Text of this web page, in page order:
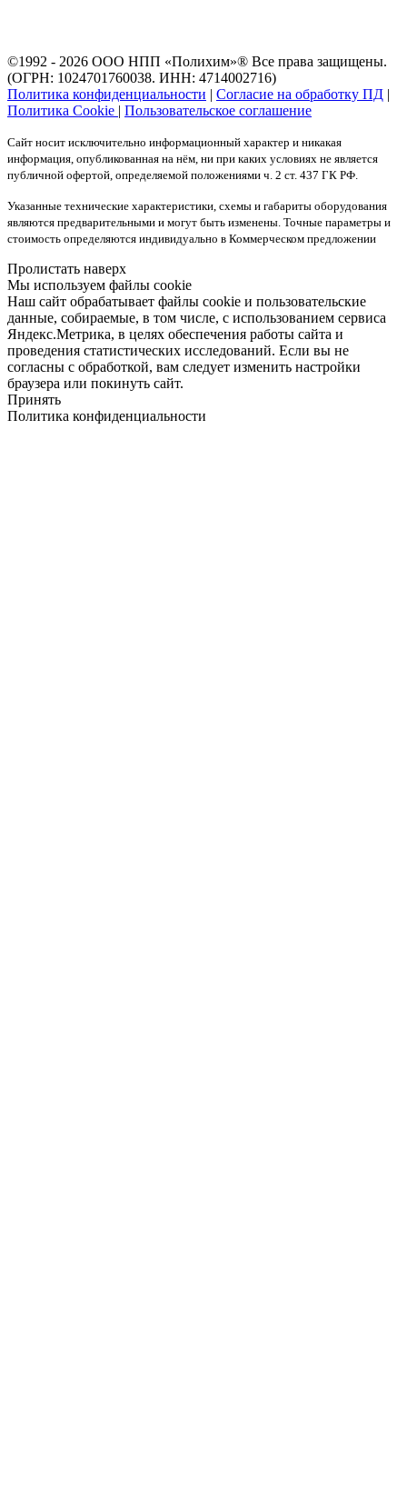
©1992 - 2026 ООО НПП «Полихим»® Все права защищены.
(ОГРН: 1024701760038. ИНН: 4714002716)
Политика конфиденциальности | Согласие на обработку ПД |
Политика Cookie | Пользовательское соглашение
Сайт носит исключительно информационный характер и никакая
информация, опубликованная на нём, ни при каких условиях не является
публичной офертой, определяемой положениями ч. 2 ст. 437 ГК РФ.
Указанные технические характеристики, схемы и габариты оборудования
являются предварительными и могут быть изменены. Точные параметры и
стоимость определяются индивидуально в Коммерческом предложении
Пролистать наверх
Мы используем файлы cookie
Наш сайт обрабатывает файлы cookie и пользовательские
данные, собираемые, в том числе, с использованием сервиса
Яндекс.Метрика, в целях обеспечения работы сайта и
проведения статистических исследований. Если вы не
согласны с обработкой, вам следует изменить настройки
браузера или покинуть сайт.
Принять
Политика конфиденциальности